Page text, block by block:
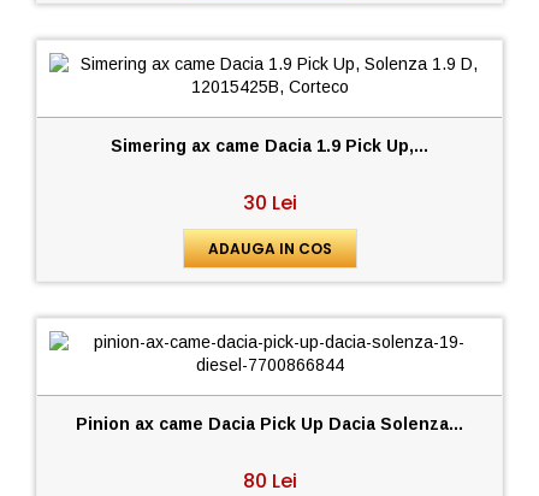
Simering ax came Dacia 1.9 Pick Up,...
30 Lei
ADAUGA IN COS
Pinion ax came Dacia Pick Up Dacia Solenza...
80 Lei